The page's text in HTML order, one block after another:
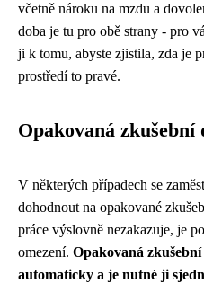
včetně nároku na mzdu a
doba je tu pro obě strany - pro
ji k tomu, abyste zjistila, zda je
prostředí to pravé.
Opakovaná zkušební
V některých případech se
dohodnout na opakované
práce výslovně nezakazuje, je
omezení. Opakovaná
automaticky a je nutné ji